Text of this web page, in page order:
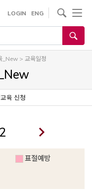
LOGIN ENG
_New> 교육일정
육 신청
표절예방